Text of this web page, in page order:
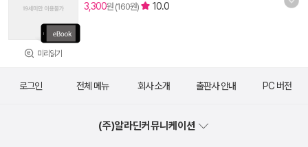
미리읽기
3,300원 (160원) 10.0
로그인 전체 메뉴 회사 소개 출판사 안내 PC 버전
(주)알라딘커뮤니케이션